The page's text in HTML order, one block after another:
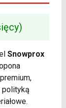
Snowprox
polityką